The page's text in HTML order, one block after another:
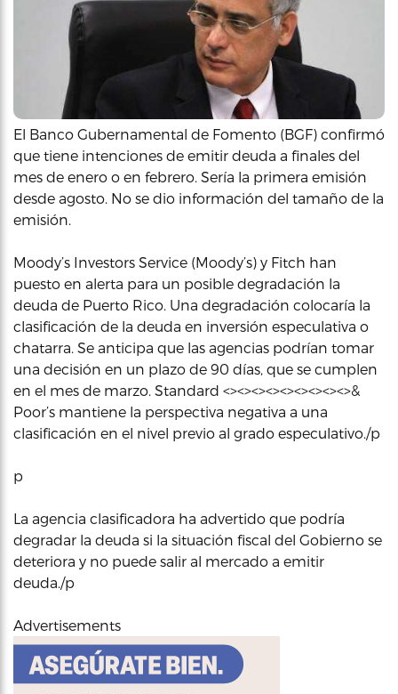
El Banco Gubernamental de Fomento (BGF) confirmó
que tiene intenciones de emitir deuda a finales del
mes de enero o en febrero. Sería la primera emisión
desde agosto. No se dio información del tamaño de la
emisión.
Moody’s Investors Service (Moody’s) y Fitch han
puesto en alerta para un posible degradación la
deuda de Puerto Rico. Una degradación colocaría la
clasificación de la deuda en inversión especulativa o
chatarra. Se anticipa que las agencias podrían tomar
una decisión en un plazo de 90 días, que se cumplen
en el mes de marzo. Standard <><><><><><><><><>&
Poor’s mantiene la perspectiva negativa a una
clasificación en el nivel previo al grado especulativo./p
p
La agencia clasificadora ha advertido que podría
degradar la deuda si la situación fiscal del Gobierno se
deteriora y no puede salir al mercado a emitir
deuda./p
Advertisements